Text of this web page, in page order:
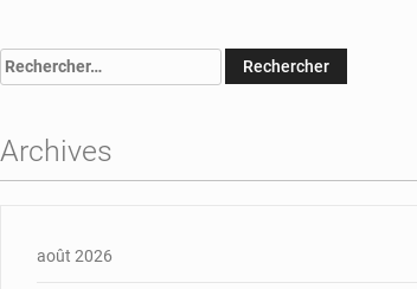
Rechercher :
Archives
août 2026